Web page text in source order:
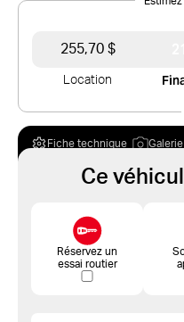
255,70 $
Location
Fiche technique
Ce
Réservez un
essai routier